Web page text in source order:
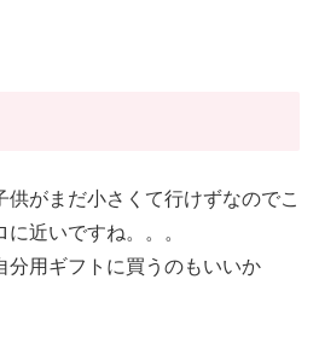
がまだ小さくて行けずなのでこ
近いですね。。。
分用ギフトに買うのもいいか